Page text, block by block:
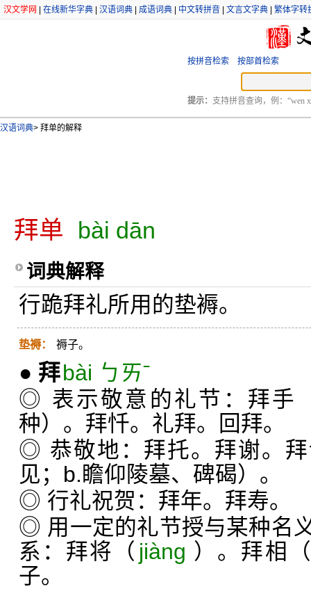
汉文学网 在线新华字典 汉语词典 成语词典 中文转拼音 文言文字典 繁体字转
按拼音检索 按部首检索
提示： 支持拼音查询，例：“wen
汉语词典> 拜单的解释
拜单 bài dān
词典解释
行跪拜礼所用的垫褥。
垫褥： 褥子。
● 拜bài ㄅㄞˉ
◎ 表示敬意的礼节：拜手
种）。拜忏。礼拜。回拜。
◎ 恭敬地：拜托。拜谢。
见；b.瞻仰陵墓、碑碣）。
◎ 行礼祝贺：拜年。拜寿。
◎ 用一定的礼节授与某种名
系：拜将（ jiàng ）。拜相
子。